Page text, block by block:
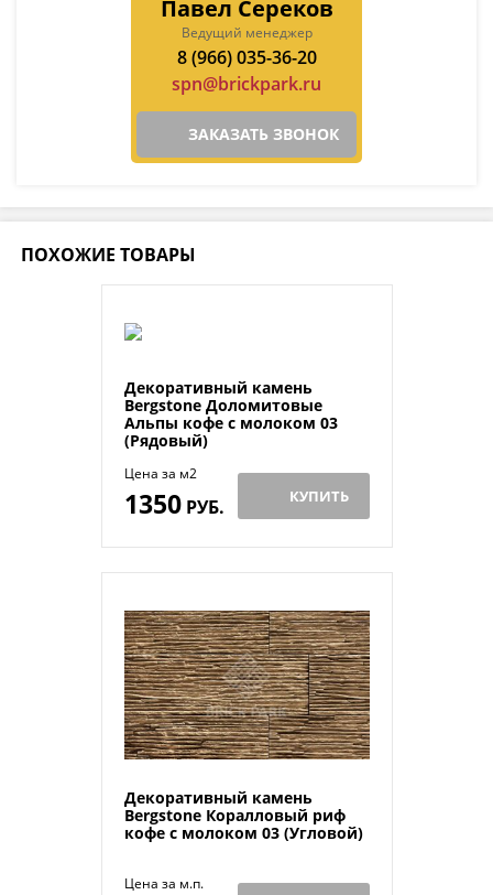
Павел Сереков
Ведущий менеджер
8 (966) 035-36-20
spn@brickpark.ru
ЗАКАЗАТЬ ЗВОНОК
ПОХОЖИЕ ТОВАРЫ
Декоративный камень
Bergstone Доломитовые
Альпы кофе с молоком 03
(Рядовый)
Цена за м2
1350РУБ. КУПИТЬ
Декоративный камень
Bergstone Коралловый риф
кофе с молоком 03 (Угловой)
Цена за м.п.